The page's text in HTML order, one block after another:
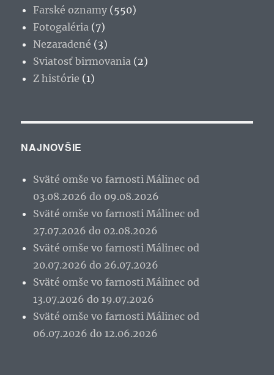
Farské oznamy (550)
Fotogaléria (7)
Nezaradené (3)
Sviatosť birmovania (2)
Z histórie (1)
NAJNOVŠIE
Sväté omše vo farnosti Málinec od
03.08.2026 do 09.08.2026
Sväté omše vo farnosti Málinec od
27.07.2026 do 02.08.2026
Sväté omše vo farnosti Málinec od
20.07.2026 do 26.07.2026
Sväté omše vo farnosti Málinec od
13.07.2026 do 19.07.2026
Sväté omše vo farnosti Málinec od
06.07.2026 do 12.06.2026